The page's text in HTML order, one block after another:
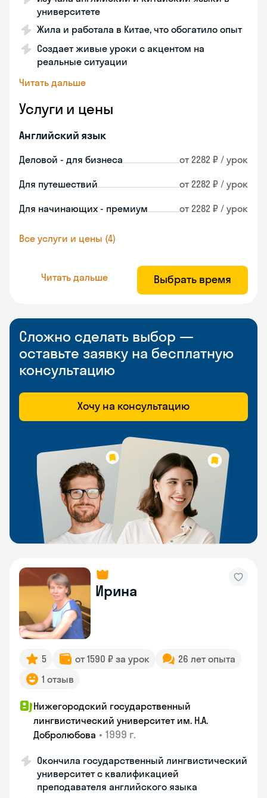
университете
Жила и работала в Китае, что обогатило опыт
Создает живые уроки с акцентом на
реальные ситуации
Читать дальше
Услуги и цены
Английский язык
Деловой - для бизнеса от 2282 ₽ / урок
Для путешествий от 2282 ₽ / урок
Для начинающих - премиум от 2282 ₽ / урок
Все услуги и цены (4)
Читать дальше Выбрать время
Сложно сделать выбор —
оставьте заявку на бесплатную
консультацию
Хочу на консультацию
Ирина
5 от 1590 ₽ за урок
26 лет опыта
1 отзыв
Нижегородский государственный
лингвистический университет им. Н.А.
Добролюбова • 1999 г.
Окончила государственный лингвистический
университет с квалификацией
преподавателя английского языка